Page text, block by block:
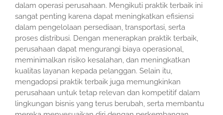
dalam operasi perusahaan. Mengikuti praktik terbaik ini
sangat penting karena dapat meningkatkan efisiensi
dalam pengelolaan persediaan, transportasi, serta
proses distribusi. Dengan menerapkan praktik terbaik,
perusahaan dapat mengurangi biaya operasional,
meminimalkan risiko kesalahan, dan meningkatkan
kualitas layanan kepada pelanggan. Selain itu,
mengadopsi praktik terbaik juga memungkinkan
perusahaan untuk tetap relevan dan kompetitif dalam
lingkungan bisnis yang terus berubah, serta membantu